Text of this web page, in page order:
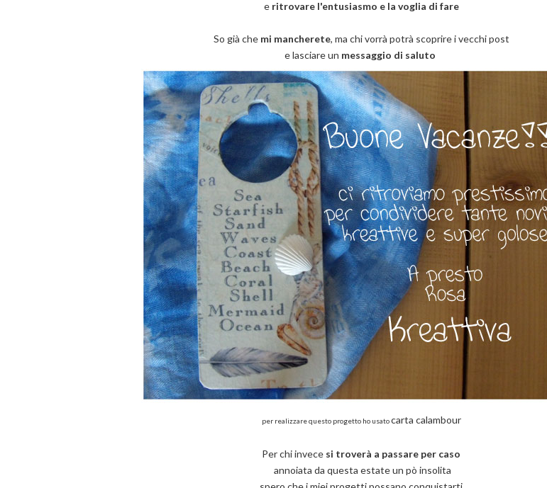
e ritrovare l'entusiasmo e la voglia di fare
So già che mi mancherete, ma chi vorrà potrà scoprire i vecchi post
e lasciare un messaggio di saluto
per realizzare questo progetto ho usatocarta calambour
Per chi invece si troverà a passare per caso
annoiata da questa estate un pò insolita